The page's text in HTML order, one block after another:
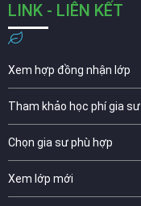
LINK - LIÊN KẾT
Xem hợp đồng nhận lớp
Tham khảo học phí gia sư
Chọn gia sư phù hợp
Xem lớp mới